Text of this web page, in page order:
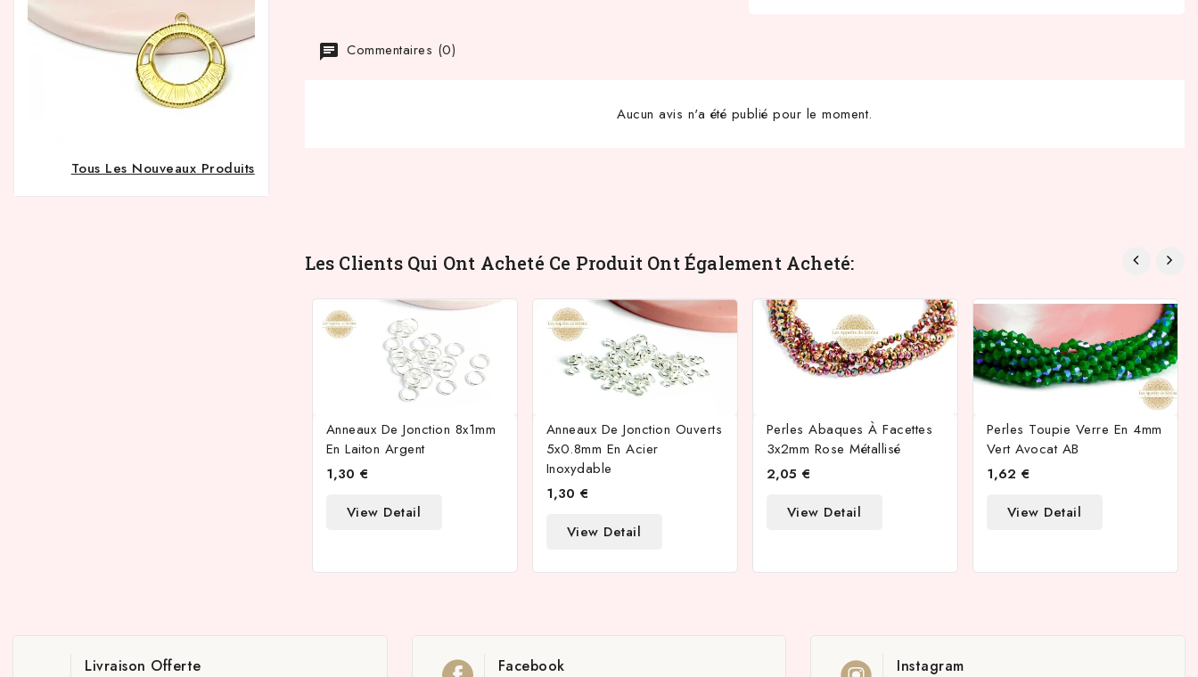
Tous Les Nouveaux Produits
Commentaires (0)
Aucun avis n'a été publié pour le moment.
Les Clients Qui Ont Acheté Ce Produit Ont Également Acheté:
Anneaux De Jonction 8x1mm
En Laiton Argent
1,30 €
View Detail
Anneaux De Jonction Ouverts
5x0.8mm En Acier
Inoxydable
1,30 €
View Detail
Perles Abaques À Facettes
3x2mm Rose Métallisé
2,05 €
View Detail
Perles Toupie Verre En 4mm
Vert Avocat AB
1,62 €
View Detail
Livraison Offerte Facebook Instagram